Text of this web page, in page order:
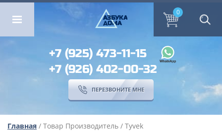
ОМА ПЕРЕЗВОНИТЕ МНЕ
ОМА
АЗБУКА
0
+7 (925) 473-11-15
+7 (926) 402-00-32
ПЕРЕЗВОНИТЕ МНЕ
Главная / Товар Производитель / Tyvek